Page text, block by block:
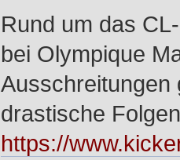
Rund um das
bei Olympique
Ausschreitungen
drastische
https://